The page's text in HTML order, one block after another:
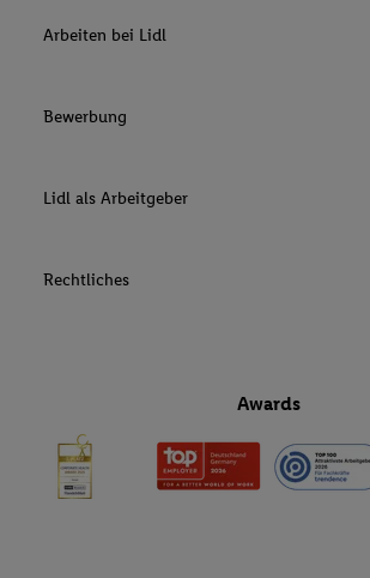
Arbeiten bei Lidl
Bewerbung
Lidl als Arbeitgeber
Rechtliches
Awards